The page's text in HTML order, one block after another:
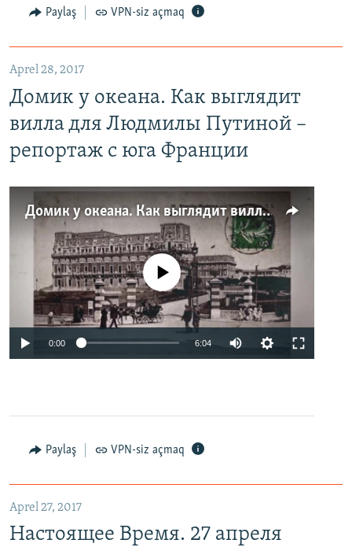
Paylaş VPN-siz açmaq
Aprel 28, 2017
Домик у океана. Как выглядит
вилла для Людмилы Путиной –
репортаж с юга Франции
Домик у океана. Как выглядит вилла для Людмилы Путиной – репортаж с юга Франции
No media source currently available
0:00 6:04
Paylaş VPN-siz açmaq
Aprel 27, 2017
Настоящее Время. 27 апреля